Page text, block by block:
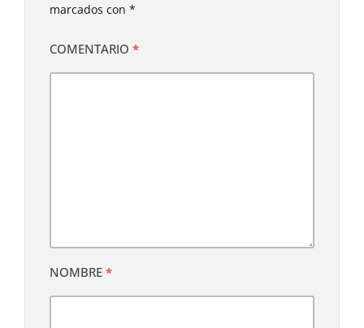
marcados con *
COMENTARIO *
NOMBRE *